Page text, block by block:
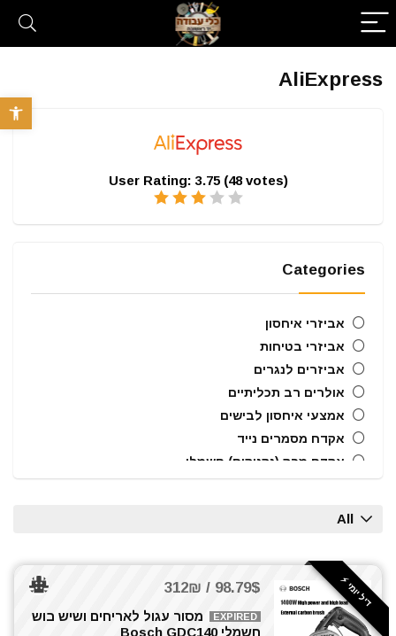
פתח
AliExpress
User Rating: 3.75 (48votes)
Categories
אביזרי איחסון
אביזרי בטיחות
אביזרים לנגרים
אולרים רב תכליתיים
אמצעי איחסון לבישים
אקדח מסמרים נייד
אקדח מרק (נקניקים) חשמלי
אקדחי סיליקון ונקניקים
ארגזי כלים
בוקסות
All
דיל יומי ⚡️ 98.79$ / 312₪
EXPIRED
מסור עגול לאריחים ושיש בוש
חשמלי Bosch GDC140